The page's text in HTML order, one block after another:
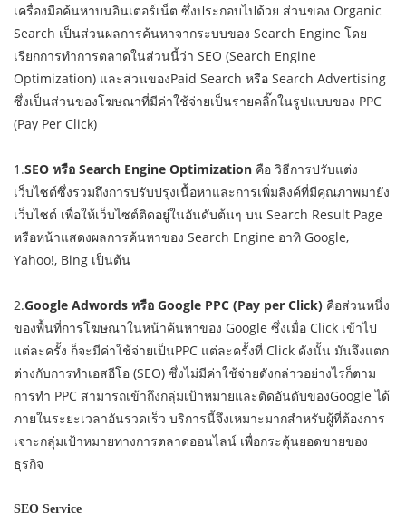
เครื่องมือค้นหาบนอินเตอร์เน็ต ซึ่งประกอบไปด้วย ส่วนของ Organic
Search เป็นส่วนผลการค้นหาจากระบบของ Search Engine โดย
เรียกการทำการตลาดในส่วนนี้ว่า SEO (Search Engine
Optimization) และส่วนของPaid Search หรือ Search Advertising
ซึ่งเป็นส่วนของโฆษณาที่มีค่าใช้จ่ายเป็นรายคลิ๊กในรูปแบบของ PPC
(Pay Per Click)
1.SEO หรือ Search Engine Optimization คือ วิธีการปรับแต่ง
เว็บไซต์ซึ่งรวมถึงการปรับปรุงเนื้อหาและการเพิ่มลิงค์ที่มีคุณภาพมายัง
เว็บไซต์ เพื่อให้เว็บไซต์ติดอยู่ในอันดับต้นๆ บน Search Result Page
หรือหน้าแสดงผลการค้นหาของ Search Engine อาทิ Google,
Yahoo!, Bing เป็นต้น
2.Google Adwords หรือ Google PPC (Pay per Click) คือส่วนหนึ่ง
ของพื้นที่การโฆษณาในหน้าค้นหาของ Google ซึ่งเมื่อ Click เข้าไป
แต่ละครั้ง ก็จะมีค่าใช้จ่ายเป็นPPC แต่ละครั้งที่ Click ดังนั้น มันจึงแตก
ต่างกับการทำเอสอีโอ (SEO) ซึ่งไม่มีค่าใช้จ่ายดังกล่าวอย่างไรก็ตาม
การทำ PPC สามารถเข้าถึงกลุ่มเป้าหมายและติดอันดับของGoogle ได้
ภายในระยะเวลาอันรวดเร็ว บริการนี้จึงเหมาะมากสำหรับผู้ที่ต้องการ
เจาะกลุ่มเป้าหมายทางการตลาดออนไลน์ เพื่อกระตุ้นยอดขายของ
ธุรกิจ
SEO Service